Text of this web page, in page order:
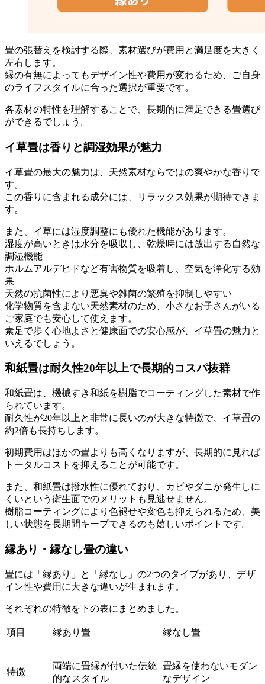
畳の張替えを検討する際、素材選びが費用と満足度を大きく
左右します。
縁の有無によってもデザイン性や費用が変わるため、ご自身
のライフスタイルに合った選択が重要です。
各素材の特性を理解することで、長期的に満足できる畳選び
ができるでしょう。
イ草畳は香りと調湿効果が魅力
イ草畳の最大の魅力は、天然素材ならではの爽やかな香りで
す。
この香りに含まれる成分には、リラックス効果が期待できま
す。
また、イ草には湿度調整にも優れた機能があります。
湿度が高いときは水分を吸収し、乾燥時には放出する自然な
調湿機能
ホルムアルデヒドなど有害物質を吸着し、空気を浄化する効
果
天然の抗菌性により悪臭や雑菌の繁殖を抑制しやすい
化学物質を含まない天然素材のため、小さなお子さんがいる
ご家庭でも安心して使えます。
素足で歩く心地よさと健康面での安心感が、イ草畳の魅力と
いえるでしょう。
和紙畳は耐久性20年以上で長期的コスパ抜群
和紙畳は、機械すき和紙を樹脂でコーティングした素材で作
られています。
耐久性が20年以上と非常に長いのが大きな特徴で、イ草畳の
約2倍も長持ちします。
初期費用はほかの畳よりも高くなりますが、長期的に見れば
トータルコストを抑えることが可能です。
また、和紙畳は撥水性に優れており、カビやダニが発生しに
くいという衛生面でのメリットも見逃せません。
樹脂コーティングにより色褪せや変色も抑えられるため、美
しい状態を長期間キープできるのも嬉しいポイントです。
縁あり・縁なし畳の違い
畳には「縁あり」と「縁なし」の2つのタイプがあり、デザ
イン性や費用に大きな違いが生まれます。
それぞれの特徴を下の表にまとめました。
項目 縁あり畳 縁なし畳
特徴
両端に畳縁が付いた伝統
的なスタイル
畳縁を使わないモダン
なデザイン